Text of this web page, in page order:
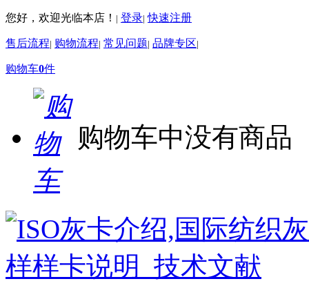
您好，欢迎光临本店！ | 登录| 快速注册
售后流程| 购物流程| 常见问题| 品牌专区|
购物车0件
购物车中没有商品